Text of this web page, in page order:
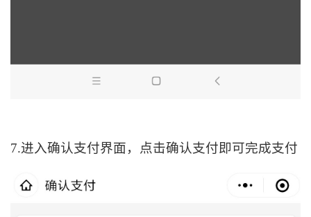
7.进入确认支付界面，点击确认支付即可完成支付